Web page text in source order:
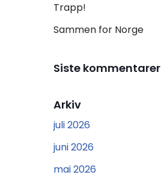
Trapp!
Sammen for Norge
Siste kommentarer
Arkiv
juli 2026
juni 2026
mai 2026